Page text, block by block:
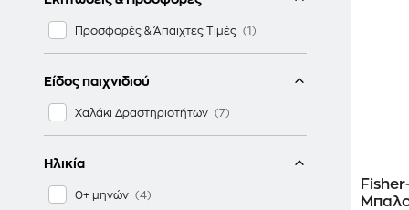
Προσφορές & Άπαιχτες Τιμές
Είδος παιχνιδιού
Χαλάκι Δραστηριοτήτων
Ηλικία
0+ μηνών